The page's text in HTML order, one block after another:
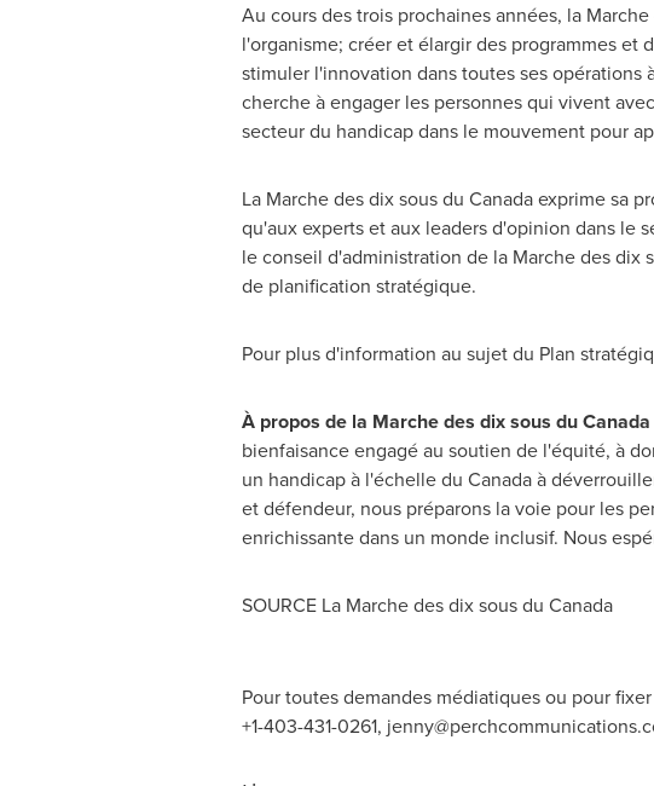
Au cours des trois prochaines années, la
l'organisme; créer et élargir des programmes et
stimuler l'innovation dans toutes ses opérations
cherche à engager les personnes qui vivent
secteur du handicap dans le mouvement pour
La Marche des dix sous du Canadaexprime sa
qu'aux experts et aux leaders d'opinion dans le
le conseil d'administration de la Marche des dix
de planification stratégique.
Pour plus d'information au sujet du Plan
À propos de la Marche des dix sous duCanada
bienfaisance engagé au soutien de l'équité, à
un handicap à l'échelle du Canadaà
et défendeur, nous préparons la voie pour les
enrichissante dans un monde inclusif. Nous
SOURCE La Marche des dix sous du Canada
Pour toutes demandes médiatiques ou pour
+1-403-431-0261,